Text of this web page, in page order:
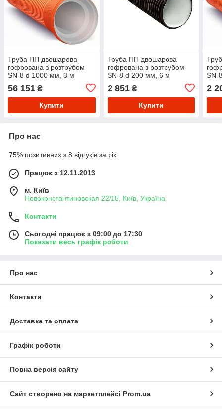
Труба ПП двошарова
гофрована з розтрубом
SN-8 d 1000 мм, 3 м
56 151 ₴
Купити
Труба ПП двошарова
гофрована з розтрубом
SN-8 d 200 мм, 6 м
2 851₴
Купити
SN-
2
Про нас
75% позитивних з 8 відгуків за рік
Працює з 12.11.2013
м. Київ
Новоконстантиновская 22/15, Київ, Україна
Контакти
Сьогодні працює з 09:00 до 17:30
Показати весь графік роботи
Про нас
Контакти
Доставка та оплата
Графік роботи
Повна версія сайту
Сайт створено на маркетплейсі Prom.ua